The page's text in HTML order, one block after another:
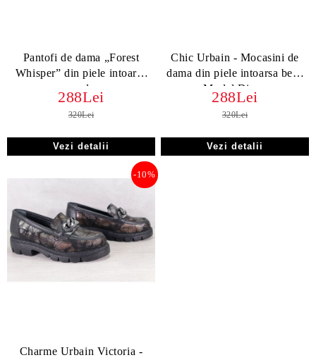
Pantofi de dama „Forest
Whisper” din piele intoarsa
verde
288Lei
320Lei
Vezi detalii
Chic Urbain - Mocasini de
dama din piele intoarsa bej -
Model Diana
288Lei
320Lei
Vezi detalii
Charme Urbain Victoria -
-10%